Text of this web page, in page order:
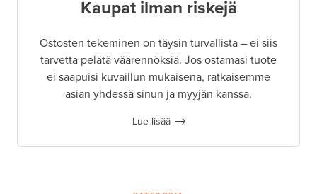
Kaupat ilman riskejä
Ostosten tekeminen on täysin turvallista – ei siis
tarvetta pelätä väärennöksiä. Jos ostamasi tuote
ei saapuisi kuvaillun mukaisena, ratkaisemme
asian yhdessä sinun ja myyjän kanssa.
Lue lisää